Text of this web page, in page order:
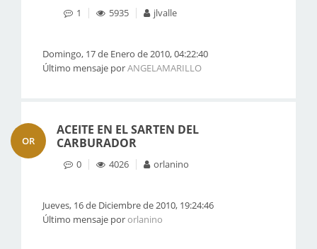
1 5935 jlvalle
Domingo, 17 de Enero de 2010, 04:22:40
Último mensaje porANGELAMARILLO
OR
ACEITE EN EL SARTEN DEL
CARBURADOR
0 4026 orlanino
Jueves, 16 de Diciembre de 2010, 19:24:46
Último mensaje pororlanino